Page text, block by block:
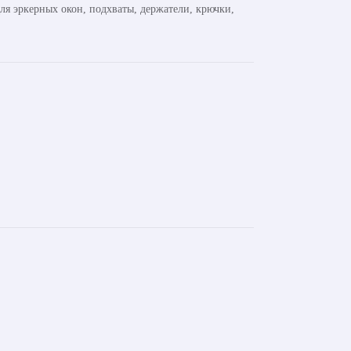
эркерных окон, подхваты, держатели, крючки,